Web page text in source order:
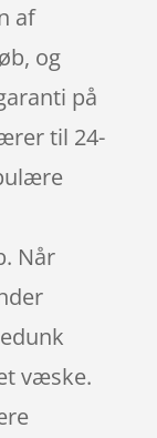
af
og
på
til 24-
Når
væske.